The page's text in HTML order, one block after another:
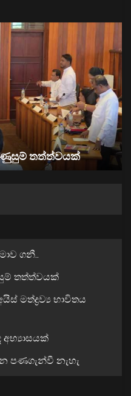
අයිස් මත්ද්‍රව්‍ය භාවිතය
ගනී..
තත්ත්වයක්
මත්ද්‍රව්‍ය භාවිතය
අභ්‍යාසයක්
පණගැන්වී නැහැ